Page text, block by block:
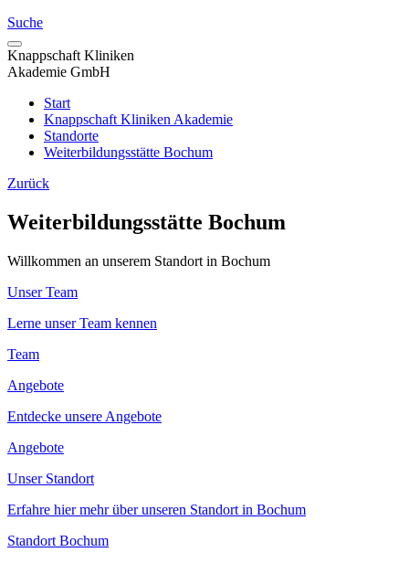
Suche
Knappschaft Kliniken
Akademie GmbH
Start
Knappschaft Kliniken Akademie
Standorte
Weiterbildungsstätte Bochum
Zurück
Weiterbildungsstätte Bochum
Willkommen an unserem Standort in Bochum
Unser Team
Lerne unser Team kennen
Team
Angebote
Entdecke unsere Angebote
Angebote
Unser Standort
Erfahre hier mehr über unseren Standort in Bochum
Standort Bochum